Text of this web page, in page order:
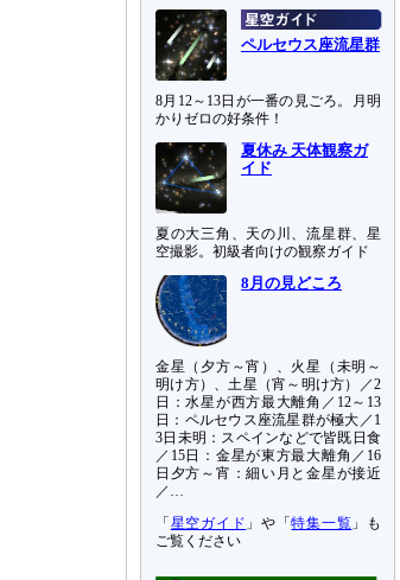
ペルセウス座流星群
8月12～13日が一番の見ごろ。月明
かりゼロの好条件！
夏休み 天体観察ガ
イド
夏の大三角、天の川、流星群、星
空撮影。初級者向けの観察ガイド
8月の見どころ
金星（夕方～宵）、火星（未明～
明け方）、土星（宵～明け方）／2
日：水星が西方最大離角／12～13
日：ペルセウス座流星群が極大／1
3日未明：スペインなどで皆既日食
／15日：金星が東方最大離角／16
日夕方～宵：細い月と金星が接近
／…
「 星空ガイド 」や「特集一覧 」も
ご覧ください